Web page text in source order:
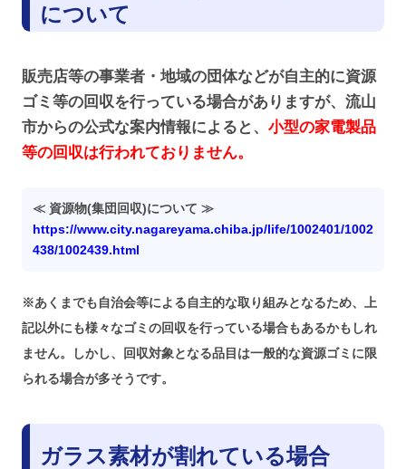
について
販売店等の事業者・地域の団体などが自主的に資源
ゴミ等の回収を行っている場合がありますが、流山
市からの公式な案内情報によると、 小型の家電製品
等の回収は行われておりません。
≪ 資源物(集団回収)について ≫
https://www.city.nagareyama.chiba.jp/life/1002401/1002
438/1002439.html
※あくまでも自治会等による自主的な取り組みとなるため、上
記以外にも様々なゴミの回収を行っている場合もあるかもしれ
ません。しかし、回収対象となる品目は一般的な資源ゴミに限
られる場合が多そうです。
ガラス素材が割れている場合